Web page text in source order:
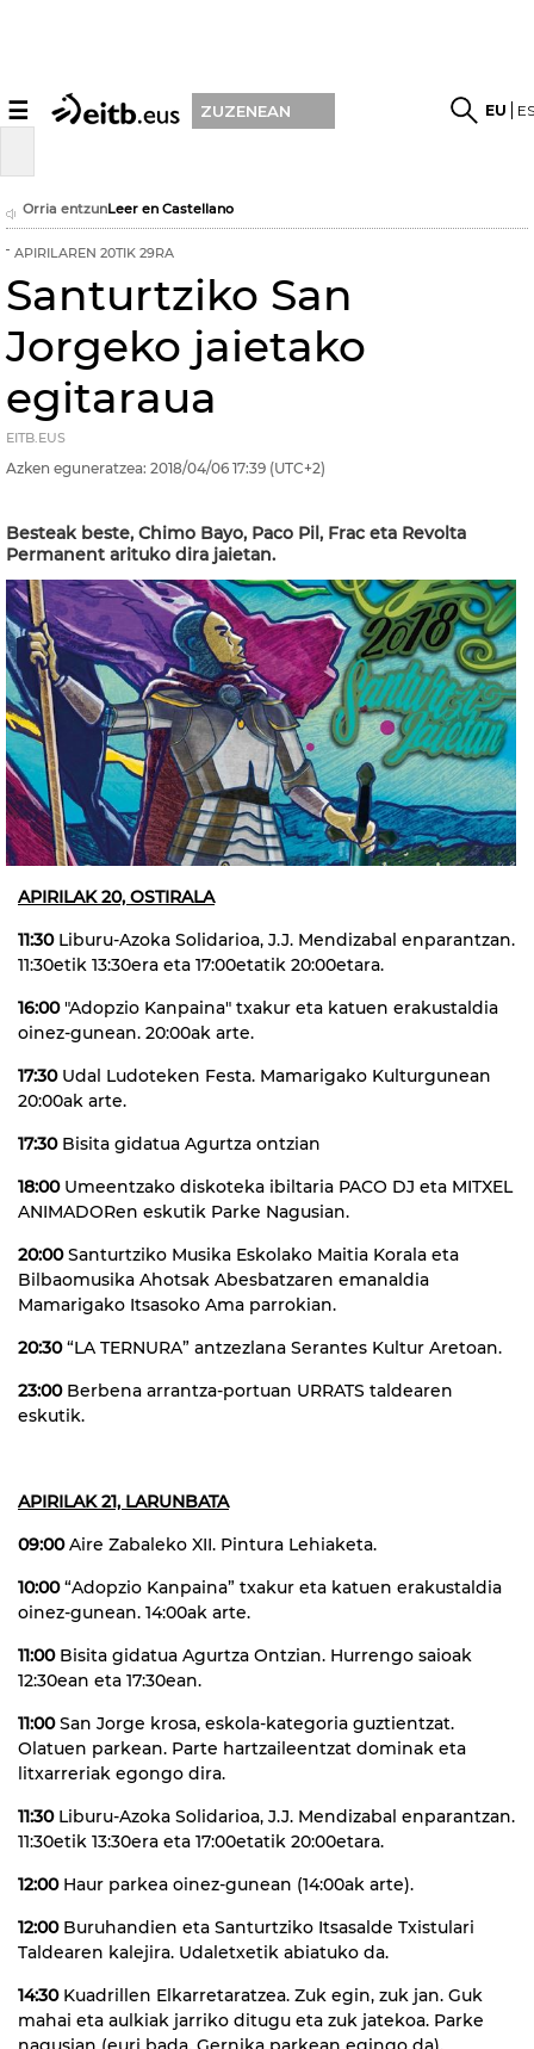
☰ ZUZENEAN EU
Orria entzunLeer en Castellano
APIRILAREN 20TIK 29RA
Santurtziko San
Jorgeko jaietako
egitaraua
EITB.EUS
Azken eguneratzea: 2018/04/06 17:39 (UTC+2)
Besteak beste, Chimo Bayo, Paco Pil, Frac eta Revolta
Permanent arituko dira jaietan.
APIRILAK 20, OSTIRALA
11:30Liburu-Azoka Solidarioa, J.J. Mendizabal enparantzan.
11:30etik 13:30era eta 17:00etatik 20:00etara.
16:00"Adopzio Kanpaina" txakur eta katuen erakustaldia
oinez-gunean. 20:00ak arte.
17:30Udal Ludoteken Festa. Mamarigako Kulturgunean
20:00ak arte.
17:30Bisita gidatua Agurtza ontzian
18:00Umeentzako diskoteka ibiltaria PACO DJ eta MITXEL
ANIMADORen eskutik Parke Nagusian.
20:00Santurtziko Musika Eskolako Maitia Korala eta
Bilbaomusika Ahotsak Abesbatzaren emanaldia
Mamarigako Itsasoko Ama parrokian.
20:30“LA TERNURA” antzezlana Serantes Kultur Aretoan.
23:00Berbena arrantza-portuan URRATS taldearen
eskutik.
APIRILAK 21, LARUNBATA
09:00Aire Zabaleko XII. Pintura Lehiaketa.
10:00“Adopzio Kanpaina” txakur eta katuen erakustaldia
oinez-gunean. 14:00ak arte.
11:00Bisita gidatua Agurtza Ontzian. Hurrengo saioak
12:30ean eta 17:30ean.
11:00San Jorge krosa, eskola-kategoria guztientzat.
Olatuen parkean. Parte hartzaileentzat dominak eta
litxarreriak egongo dira.
11:30Liburu-Azoka Solidarioa, J.J. Mendizabal enparantzan.
11:30etik 13:30era eta 17:00etatik 20:00etara.
12:00Haur parkea oinez-gunean (14:00ak arte).
12:00Buruhandien eta Santurtziko Itsasalde Txistulari
Taldearen kalejira. Udaletxetik abiatuko da.
14:30Kuadrillen Elkarretaratzea. Zuk egin, zuk jan. Guk
mahai eta aulkiak jarriko ditugu eta zuk jatekoa. Parke